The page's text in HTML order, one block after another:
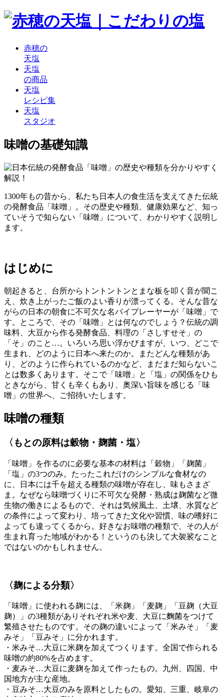
赤穂の
天塩
天塩
の商品
天塩
レシピ集
天塩
スタジオ
味噌の基礎知識
1300年もの昔から、私たち日本人の食生活を支えてきた伝統
の発酵食品「味噌」。その歴史や種類、健康効果など、知っ
ていそうで知らない「味噌」について、わかりやすく説明し
ます。
はじめに
朝起きると、台所からトントントンとまな板を叩く音が聞こ
え、炊き上がったご飯のよい香りが漂ってくる。そんな昔な
がらの日本の朝食に不可欠な名バイプレーヤーが「味噌」で
す。ところで、その「味噌」とは何なのでしょう？伝統の調
味料、大豆から作る発酵食品、料理の「さしすせそ」の
「そ」のこと…。いろいろ思い浮かびますが、いつ、どこで
生まれ、どのように日本へ来たのか。またどんな種類があ
り、どのように作られているのかなど、まだまだ知らないこ
とは数多くあります。そこで「味噌」と「塩」の関係をひも
ときながら、甘くも辛くもあり、奥深い旨味を感じる「味
噌」の世界へ、ご招待いたします。
味噌の種類
〈もとの原料は穀物・麹菌・塩〉
「味噌」を作るのに必要な基本の材料は「穀物」「麹菌」
「塩」の3つのみ。たったこれだけのシンプルな食材なの
に、日本には千を超える種類の味噌が存在し、味もさまざ
ま。なぜなら味噌づくりに不可欠な発酵・熟成は麹菌など微
生物の働きによるもので、それは気候風土、土壌、水質など
の条件によって変わり、培ってきた文化や習慣、味の嗜好に
よっても違ってくるから。好きなお味噌の種類で、その人が
生まれ育った地域がわかる！というのも決して大袈裟なこと
ではないのかもしれません。
〈麹による分類〉
「味噌」に使われる麹には、「米麹」「麦麹」「豆麹（大豆
麹）」の3種類がありそれぞれ米や麦、大豆に麴菌をつけて
繁殖させたものです。その麹の違いによって「米みそ」「麦
みそ」「豆みそ」に分かれます。
・米みそ…大豆に米麹を加えてつくります。全国で作られる
味噌の約80%を占めます。
・麦みそ…大豆に麦麹を加えて作ったもの。九州、四国、中
国地方が主な産地。
・豆みそ…大豆のみを原料としたもの。愛知、三重、岐阜の